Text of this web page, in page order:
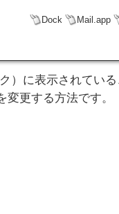
Dock Mail.app
）に表示されてい
変更する方法です。